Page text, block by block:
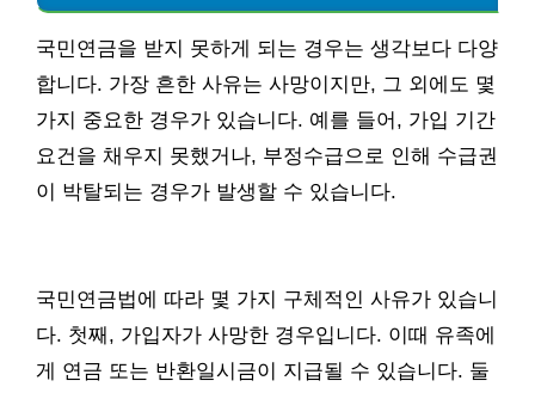
국민연금을 받지 못하게 되는 경우는 생각보다 다양
합니다. 가장 흔한 사유는 사망이지만, 그 외에도 몇
가지 중요한 경우가 있습니다. 예를 들어, 가입 기간
요건을 채우지 못했거나, 부정수급으로 인해 수급권
이 박탈되는 경우가 발생할 수 있습니다.
국민연금법에 따라 몇 가지 구체적인 사유가 있습니
다. 첫째, 가입자가 사망한 경우입니다. 이때 유족에
게 연금 또는 반환일시금이 지급될 수 있습니다. 둘